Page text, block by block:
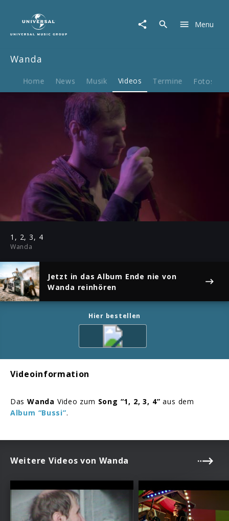
Menu
Wanda
Home News Musik Videos Termine Fotos
Play
-03:22
Mute
Play
1, 2, 3, 4
Wanda
Jetzt in das Album Ende nie von
Wanda reinhören
Hier bestellen
Videoinformation
Das Wanda Video zum Song “1, 2, 3, 4” aus dem
Album “Bussi”.
Weitere Videos von Wanda